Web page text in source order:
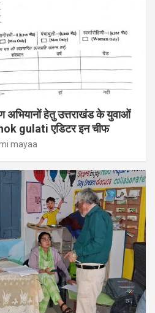
अभियानों हेतु उत्तराखंड के युवाओं
gulati एडिटर इन चीफ
mayaa